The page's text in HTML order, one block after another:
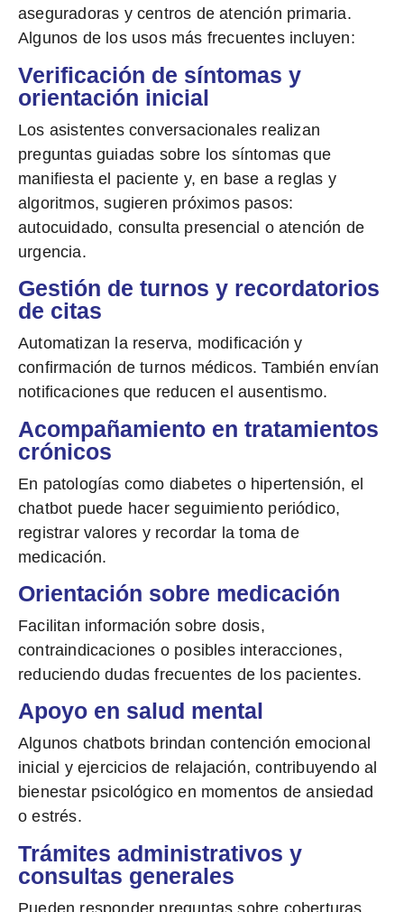
aseguradoras y centros de atención primaria.
Algunos de los usos más frecuentes incluyen:
Verificación de síntomas y
orientación inicial
Los asistentes conversacionales realizan
preguntas guiadas sobre los síntomas que
manifiesta el paciente y, en base a reglas y
algoritmos, sugieren próximos pasos:
autocuidado, consulta presencial o atención de
urgencia.
Gestión de turnos y recordatorios
de citas
Automatizan la reserva, modificación y
confirmación de turnos médicos. También envían
notificaciones que reducen el ausentismo.
Acompañamiento en tratamientos
crónicos
En patologías como diabetes o hipertensión, el
chatbot puede hacer seguimiento periódico,
registrar valores y recordar la toma de
medicación.
Orientación sobre medicación
Facilitan información sobre dosis,
contraindicaciones o posibles interacciones,
reduciendo dudas frecuentes de los pacientes.
Apoyo en salud mental
Algunos chatbots brindan contención emocional
inicial y ejercicios de relajación, contribuyendo al
bienestar psicológico en momentos de ansiedad
o estrés.
Trámites administrativos y
consultas generales
Pueden responder preguntas sobre coberturas,